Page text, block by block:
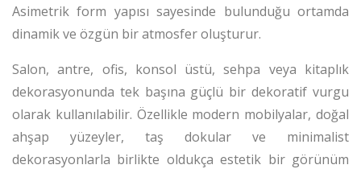
Asimetrik form yapısı sayesinde bulunduğu ortamda
dinamik ve özgün bir atmosfer oluşturur.
Salon, antre, ofis, konsol üstü, sehpa veya kitaplık
dekorasyonunda tek başına güçlü bir dekoratif vurgu
olarak kullanılabilir. Özellikle modern mobilyalar, doğal
ahşap yüzeyler, taş dokular ve minimalist
dekorasyonlarla birlikte oldukça estetik bir görünüm